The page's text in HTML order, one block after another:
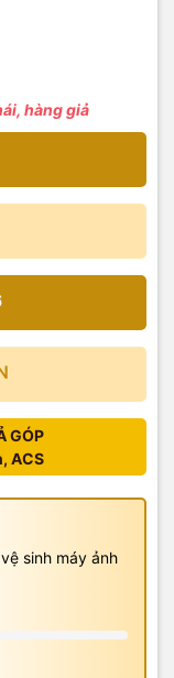
hàng giả
GÓP
ACS
sinh máy ảnh